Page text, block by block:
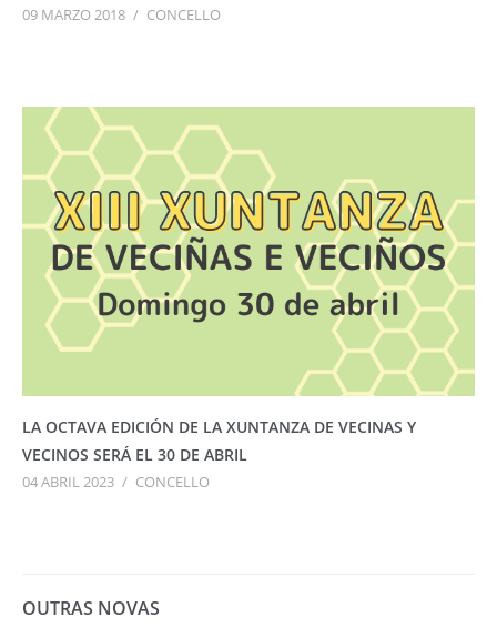
09 MARZO 2018 / CONCELLO
LA OCTAVA EDICIÓN DE LA XUNTANZA DE VECINAS Y
VECINOS SERÁ EL 30 DE ABRIL
04 ABRIL 2023 / CONCELLO
OUTRAS NOVAS